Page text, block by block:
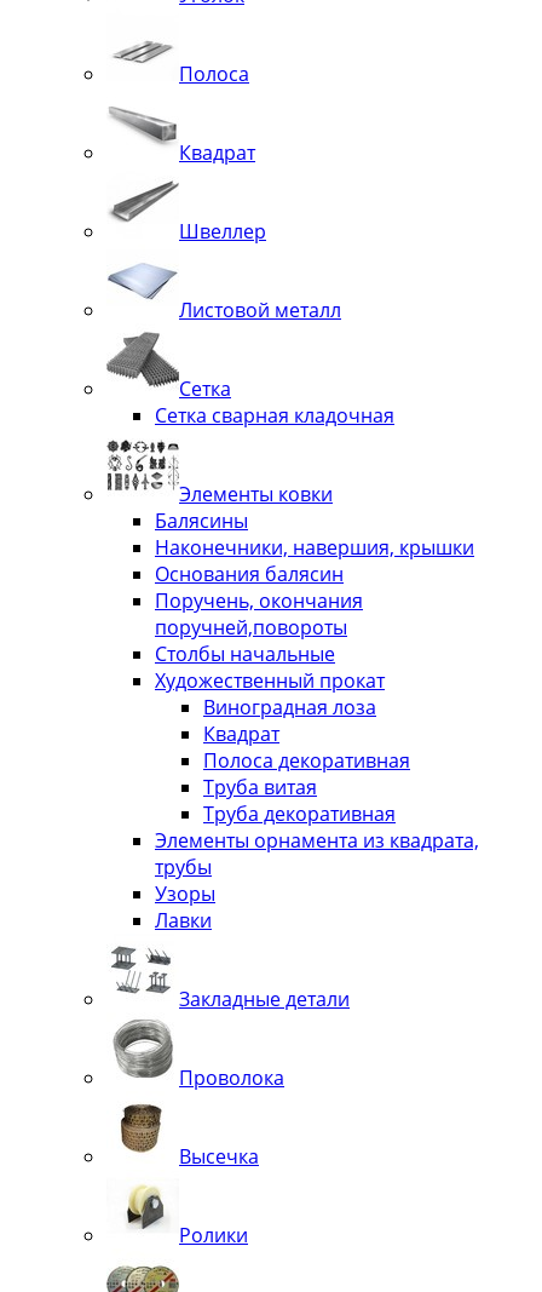
Полоса
Квадрат
Швеллер
Листовой металл
Сетка
Сетка сварная кладочная
Элементы ковки
Балясины
Наконечники, навершия, крышки
Основания балясин
Поручень, окончания
поручней,повороты
Столбы начальные
Художественный прокат
Виноградная лоза
Квадрат
Полоса декоративная
Труба витая
Труба декоративная
Элементы орнамента из квадрата,
трубы
Узоры
Лавки
Закладные детали
Проволока
Высечка
Ролики